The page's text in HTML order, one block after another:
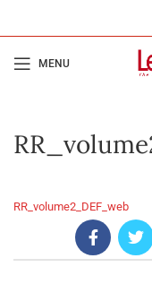
MENU
RR_volume2_DEF_web